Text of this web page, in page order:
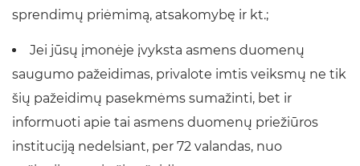
sprendimų priėmimą, atsakomybę ir kt.;
Jei jūsų įmonėje įvyksta asmens duomenų
saugumo pažeidimas, privalote imtis veiksmų ne tik
šių pažeidimų pasekmėms sumažinti, bet ir
informuoti apie tai asmens duomenų priežiūros
instituciją nedelsiant, per 72 valandas, nuo